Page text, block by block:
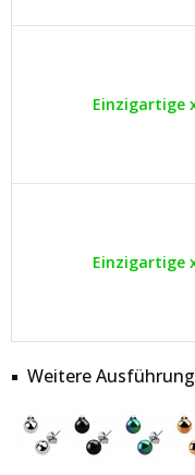
Einzigartige
Einzigartige
Weitere